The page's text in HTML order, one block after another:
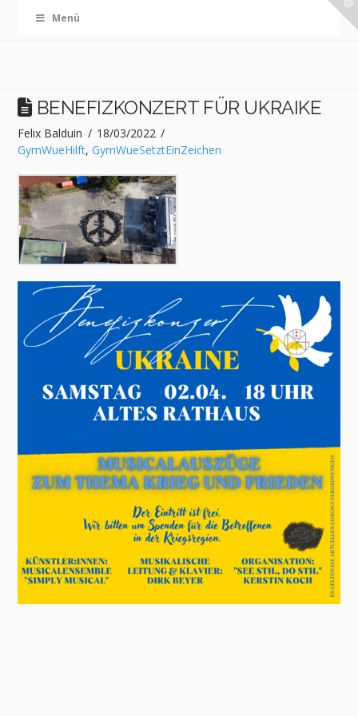
Menü
BENEFIZKONZERT FÜR UKRAIKE
Felix Balduin
18/03/2022
GymWueHilft,GymWueSetztEinZeichen